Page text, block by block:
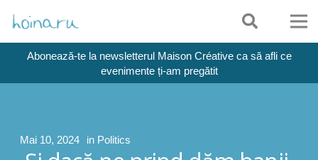
Abonează-te la newsletterul Maison Créative ca să afli ce
evenimente ți-am pregătit
Mai 10, 2024 in Politics